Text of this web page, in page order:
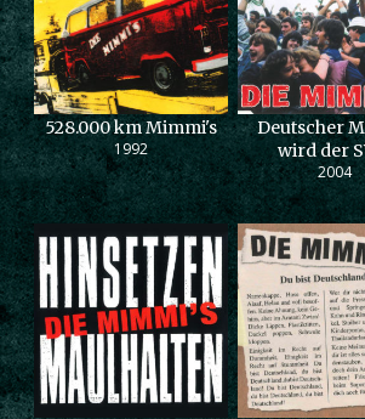
528.000 km Mimmi's
1992
Deutscher
wird der
2004